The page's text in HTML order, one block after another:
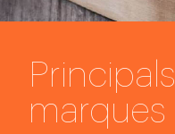
Principals
marques